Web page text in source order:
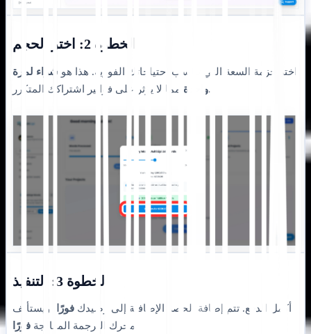
الخطوة 2: اختر الحجم
اختر حزمة السعة التي تناسب احتياجاتك الفورية. هذا هو شراء لمرة
واحدةمما لا يؤثر على فواتير اشتراكك المتكرر.
الخطوة 3: التنفيذ
أكمل الدفع. تتم إضافة الحصة الإضافية إلى رصيدك فورًا
، ويستأنف
محرك الترجمة المعالجة فورًا